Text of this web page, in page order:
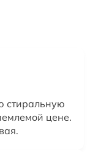
стиральную
цене.